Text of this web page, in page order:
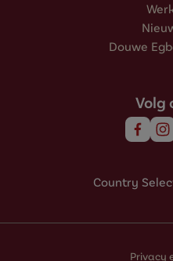
Douwe
Volg
Country
Privacy